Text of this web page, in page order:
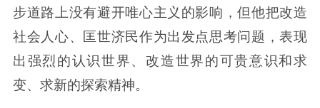
步道路上没有避开唯心主义的影响，但他把改造
社会人心、匡世济民作为出发点思考问题，表现
出强烈的认识世界、改造世界的可贵意识和求
变、求新的探索精神。